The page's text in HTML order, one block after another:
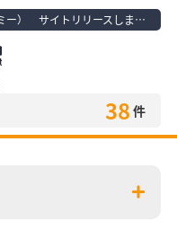
サイトリリースしました！
38 件